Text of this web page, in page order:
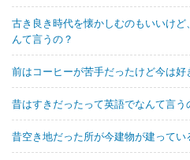
古き良き時代を懐かしむのもいいけ
んて言うの？
前はコーヒーが苦手だったけど今は
昔はすきだったって英語でなんて言う
昔空き地だった所が今建物が建って